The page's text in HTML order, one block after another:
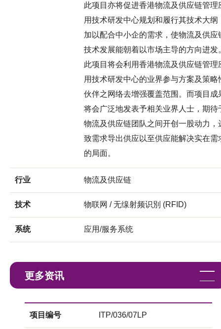
此项目亦将促进香港物流及供应链管理
用技术研发中心规划和履行其技术大纲
加以配合中小企的需求，使物流及供应
技术发展能朝着以市场主导的方向进发
此项目将会利用香港物流及供应链管理
用技术研发中心的业界参与方案及策略
伙伴之网络去增强覆盖范围。而项目成
将会广泛地发表予相关业界人士，期待
物流及供应链团队之间开创一股动力，
致需求导出供应以至供应能解决实在需
的局面。
行业 物流及供应链
技术 物联网 / 无缐射频识別 (RFID)
系统 应用/服务系统
更多资讯
项目编号 ITP/036/07LP